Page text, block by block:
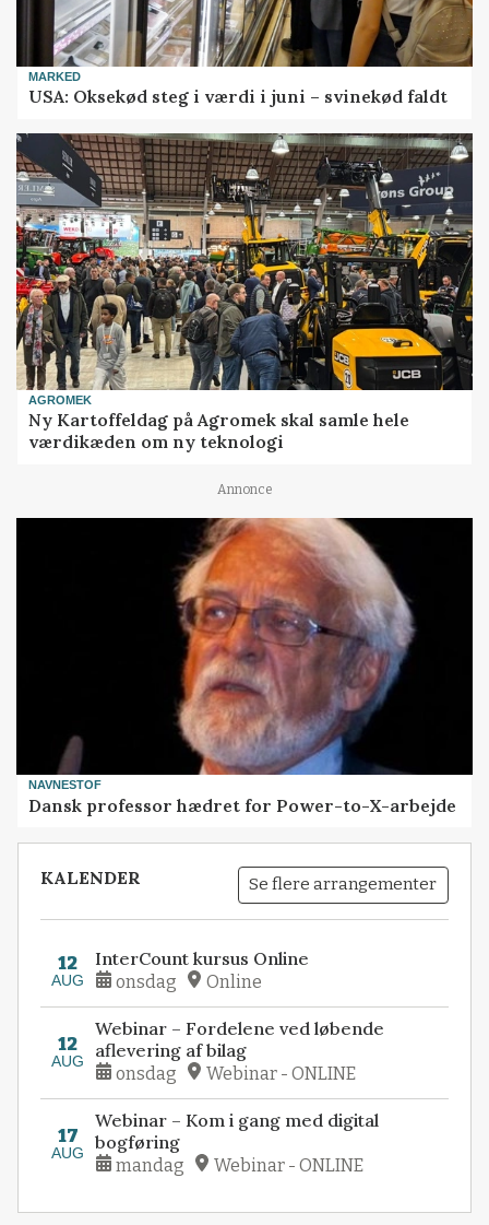
MARKED
USA: Oksekød steg i værdi i juni – svinekød faldt
AGROMEK
Ny Kartoffeldag på Agromek skal samle hele
værdikæden om ny teknologi
Annonce
NAVNESTOF
Dansk professor hædret for Power-to-X-arbejde
KALENDER Se flere arrangementer
12
AUG
InterCount kursus Online
onsdag Online
12
AUG
Webinar – Fordelene ved løbende
aflevering af bilag
onsdag Webinar - ONLINE
17
AUG
Webinar – Kom i gang med digital
bogføring
mandag Webinar - ONLINE